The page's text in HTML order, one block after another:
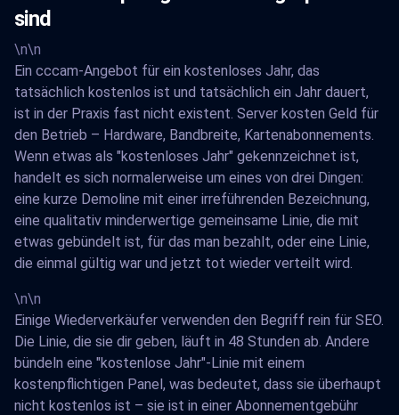
sind
\n\n
Ein cccam-Angebot für ein kostenloses Jahr, das
tatsächlich kostenlos ist und tatsächlich ein Jahr dauert,
ist in der Praxis fast nicht existent. Server kosten Geld für
den Betrieb – Hardware, Bandbreite, Kartenabonnements.
Wenn etwas als "kostenloses Jahr" gekennzeichnet ist,
handelt es sich normalerweise um eines von drei Dingen:
eine kurze Demoline mit einer irreführenden Bezeichnung,
eine qualitativ minderwertige gemeinsame Linie, die mit
etwas gebündelt ist, für das man bezahlt, oder eine Linie,
die einmal gültig war und jetzt tot wieder verteilt wird.
\n\n
Einige Wiederverkäufer verwenden den Begriff rein für SEO.
Die Linie, die sie dir geben, läuft in 48 Stunden ab. Andere
bündeln eine "kostenlose Jahr"-Linie mit einem
kostenpflichtigen Panel, was bedeutet, dass sie überhaupt
nicht kostenlos ist – sie ist in einer Abonnementgebühr